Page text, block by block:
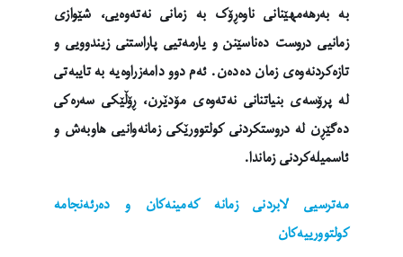
بە بەرهەمهێنانی ناوەڕۆک بە زمانی نەتەوەیی، شێوازی
زمانیی دروست دەناسێنن و یارمەتیی پاراستنی زیندوویی و
تازەکردنەوەی زمان دەدەن. ئەم دوو دامەزراوەیە بە تایبەتی
لە پرۆسەی بنیاتنانی نەتەوەی مۆدێرن، ڕۆڵێکی سەرەکی
دەگێڕن لە دروستکردنی کولتوورێکی زمانەوانیی هاوبەش و
ئاسمیلەکردنی زماندا.
مەترسیی لابردنی زمانە کەمینەکان و دەرئەنجامە
کولتوورییەکان